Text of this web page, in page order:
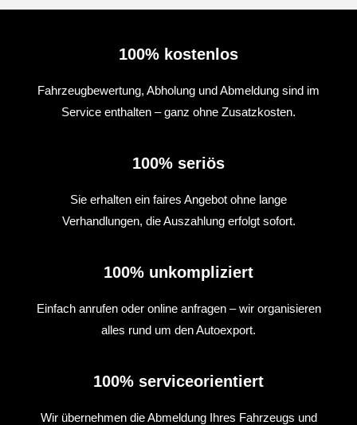
100% kostenlos
Fahrzeugbewertung, Abholung und Abmeldung sind im
Service enthalten – ganz ohne Zusatzkosten.
100% seriös
Sie erhalten ein faires Angebot ohne lange
Verhandlungen, die Auszahlung erfolgt sofort.
100% unkompliziert
Einfach anrufen oder online anfragen – wir organisieren
alles rund um den Autoexport.
100% serviceorientiert
Wir übernehmen die Abmeldung Ihres Fahrzeugs und